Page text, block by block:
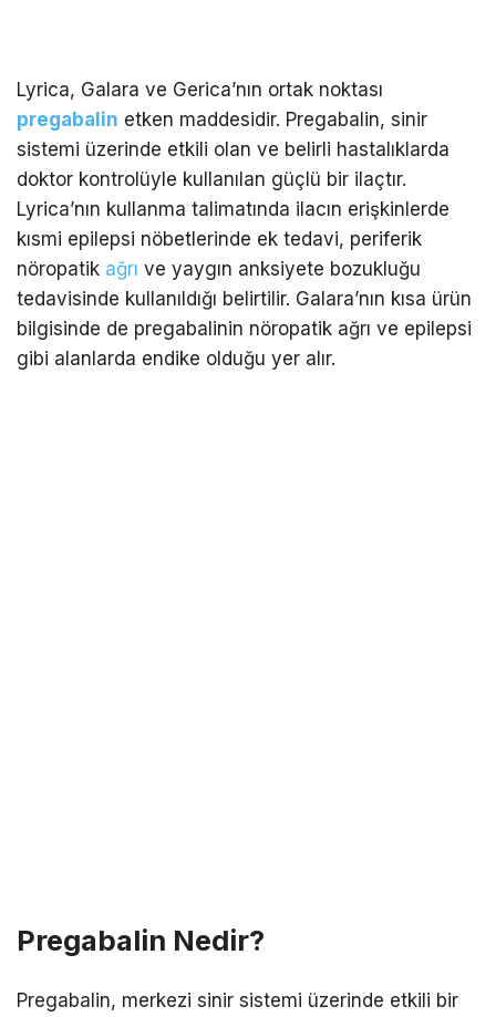
Lyrica, Galara ve Gerica’nın ortak noktası
pregabalin etken maddesidir. Pregabalin, sinir
sistemi üzerinde etkili olan ve belirli hastalıklarda
doktor kontrolüyle kullanılan güçlü bir ilaçtır.
Lyrica’nın kullanma talimatında ilacın erişkinlerde
kısmi epilepsi nöbetlerinde ek tedavi, periferik
nöropatik ağrı ve yaygın anksiyete bozukluğu
tedavisinde kullanıldığı belirtilir. Galara’nın kısa ürün
bilgisinde de pregabalinin nöropatik ağrı ve epilepsi
gibi alanlarda endike olduğu yer alır.
Pregabalin Nedir?
Pregabalin, merkezi sinir sistemi üzerinde etkili bir